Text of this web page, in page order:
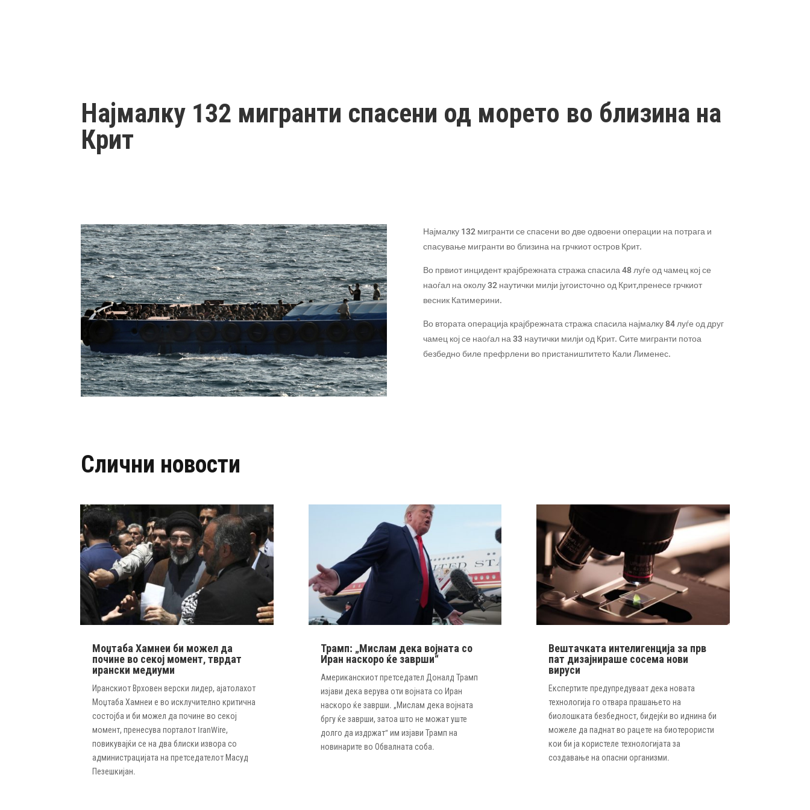
Најмалку 132 мигранти спасени од морето во близина на
Крит
Најмалку 132 мигранти се спасени во две одвоени операции на потрага и
спасување мигранти во близина на грчкиот остров Крит.
Во првиот инцидент крајбрежната стража спасила 48 луѓе од чамец кој се
наоѓал на околу 32 наутички милји југоисточно од Крит,пренесе грчкиот
весник Катимерини.
Во втората операција крајбрежната стража спасила најмалку 84 луѓе од друг
чамец кој се наоѓал на 33 наутички милји од Крит. Сите мигранти потоа
безбедно биле префрлени во пристаништитето Кали Лименес.
Слични новости
Моџтаба Хамнеи би можел да
почине во секој момент, тврдат
ирански медиуми
Иранскиот Врховен верски лидер, ајатолахот
Моџтаба Хамнеи е во исклучително критична
состојба и би можел да почине во секој
момент, пренесува порталот IranWire,
повикувајќи се на два блиски извора со
администрацијата на претседателот Масуд
Пезешкијан.
Трамп: „Мислам дека војната со
Иран наскоро ќе заврши“
Американскиот претседател Доналд Трамп
изјави дека верува оти војната со Иран
наскоро ќе заврши. „Мислам дека војната
бргу ќе заврши, затоа што не можат уште
долго да издржат“ им изјави Трамп на
новинарите во Обвалната соба.
Вештачката интелигенција за прв
пат дизајнираше сосема нови
вируси
Експертите предупредуваат дека новата
технологија го отвара прашањето на
биолошката безбедност, бидејќи во иднина би
можеле да паднат во рацете на биотерористи
кои би ја користеле технологијата за
создавање на опасни организми.